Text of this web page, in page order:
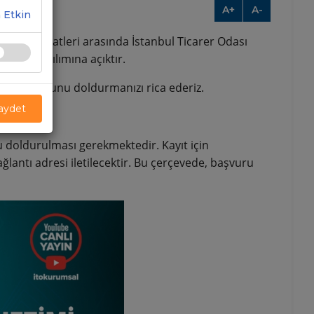
A+ A-
16:00 saatleri arasında İstanbul Ticarer Odası
katılımına açıktır.
formunu doldurmanızı rica ederiz.
doldurulması gerekmektedir. Kayıt için
adresi iletilecektir. Bu çerçevede, başvuru
Etkin